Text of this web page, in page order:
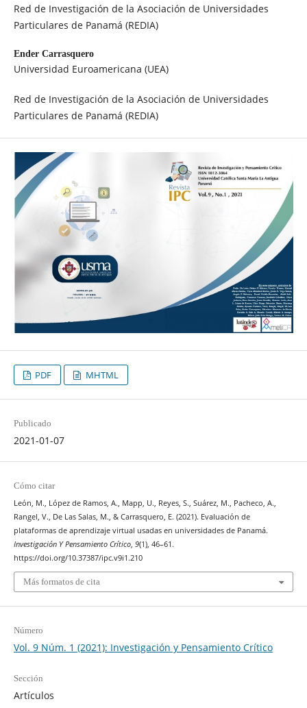
Red de Investigación de la Asociación de Universidades
Particulares de Panamá (REDIA)
Ender Carrasquero
Universidad Euroamericana (UEA)
Red de Investigación de la Asociación de Universidades
Particulares de Panamá (REDIA)
PDF MHTML
Publicado
2021-01-07
Cómo citar
León, M., López de Ramos, A., Mapp, U., Reyes, S., Suárez, M., Pacheco, A.,
Rangel, V., De Las Salas, M., & Carrasquero, E. (2021). Evaluación de
plataformas de aprendizaje virtual usadas en universidades de Panamá.
Investigación Y Pensamiento Crítico, 9(1), 46–61.
https://doi.org/10.37387/ipc.v9i1.210
Más formatos de cita
Número
Vol. 9 Núm. 1 (2021): Investigación y Pensamiento Crítico
Sección
Artículos